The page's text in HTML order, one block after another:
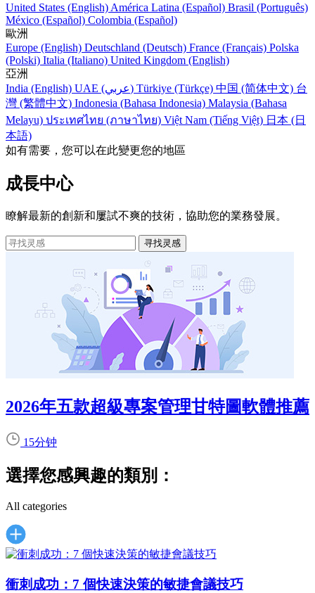
United States (English) América Latina (Español) Brasil (Português)
México (Español) Colombia (Español)
歐洲
Europe (English) Deutschland (Deutsch) France (Français) Polska
(Polski) Italia (Italiano) United Kingdom (English)
亞洲
India (English)
UAE (عربي) Türkiye (Türkçe) 中国 (简体中文) 台
灣 (繁體中文) Indonesia (Bahasa Indonesia) Malaysia (Bahasa
Melayu) ประเทศไทย (ภาษาไทย) Việt Nam (Tiếng Việt) 日本 (日
本語)
如有需要，您可以在此變更您的地區
成長中心
瞭解最新的創新和屢試不爽的技術，協助您的業務發展。
2026年五款超級專案管理甘特圖軟體推薦
15分钟
選擇您感興趣的類別：
All categories
衝刺成功：7 個快速決策的敏捷會議技巧